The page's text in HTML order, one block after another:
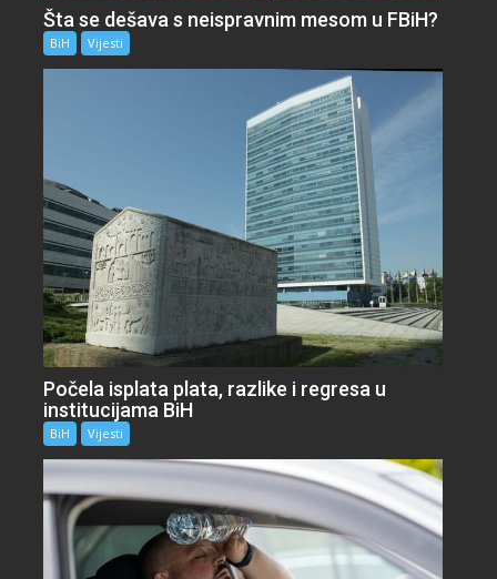
Šta se dešava s neispravnim mesom u FBiH?
BiH Vijesti
Počela isplata plata, razlike i regresa u
institucijama BiH
BiH Vijesti